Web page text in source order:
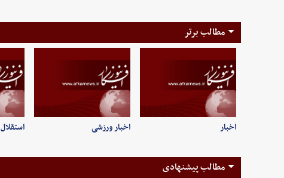
مطالب برتر
اخبار اخبار ورزشی استقلال
مطالب پیشنهادی